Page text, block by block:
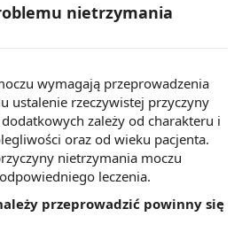
nietrzymania
wymagają przeprowadzenia
ustalenie rzeczywistej przyczyny
zależy od charakteru i
oraz od wieku pacjenta.
nietrzymania moczu
leczenia.
przeprowadzić powinny się